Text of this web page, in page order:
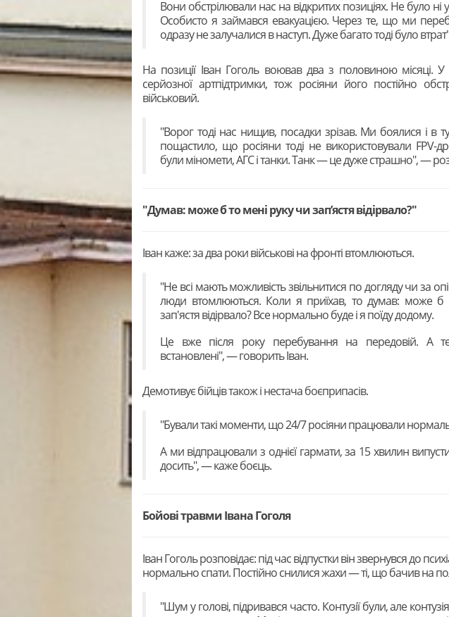
Вони обстрілювали нас на відкритих позиціях. Не було ні
Особисто я займався евакуацією. Через те, що ми
одразу не залучалися в наступ. Дуже багато тоді було
На позиції Іван Гоголь воював два з половиною місяці. У
серйозної артпідтримки, тож росіяни його постійно
військовий.
"Ворог тоді нас нищив, посадки зрізав. Ми боялися і в
пощастило, що росіяни тоді не використовували FPV-
були міномети, АГС і танки. Танк — це дуже страшно", —
"Думав: може б то мені руку чи запʼястя відірвало?"
Іван каже: за два роки військові на фронті втомлюються.
"Не всі мають можливість звільнитися по догляду чи за
люди втомлюються. Коли я приїхав, то думав: може б
зап'ястя відірвало? Все нормально буде і я поїду додому.
Це вже після року перебування на передовій. А
встановлені", — говорить Іван.
Демотивує бійців також і нестача боєприпасів.
"Бували такі моменти, що 24/7 росіяни працювали
А ми відпрацювали з однієї гармати, за 15 хвилин
досить", — каже боєць.
Бойові травми Івана Гоголя
Іван Гоголь розповідає: під час відпустки він звернувся до
нормально спати. Постійно снилися жахи — ті, що бачив на
"Шум у голові, підривався часто. Контузії були, але